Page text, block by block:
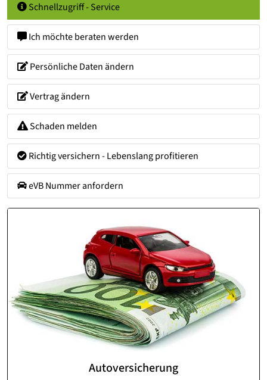
Schnellzugriff - Service
Ich möchte beraten werden
Persönliche Daten ändern
Vertrag ändern
Schaden melden
Richtig versichern - Lebenslang profitieren
eVB Nummer anfordern
Autoversicherung